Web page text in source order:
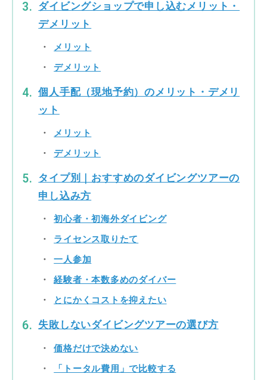
ダイビングショップで申し込むメリット・
デメリット
メリット
デメリット
個人手配（現地予約）のメリット・デメリ
ット
メリット
デメリット
タイプ別｜おすすめのダイビングツアーの
申し込み方
初心者・初海外ダイビング
ライセンス取りたて
一人参加
経験者・本数多めのダイバー
とにかくコストを抑えたい
失敗しないダイビングツアーの選び方
価格だけで決めない
「トータル費用」で比較する